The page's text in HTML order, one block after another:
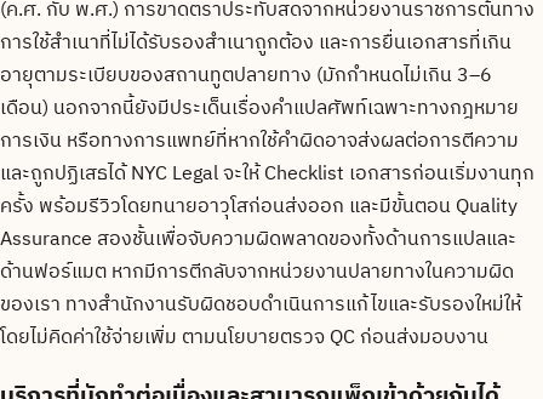
(ค.ศ. กับ พ.ศ.) การขาดตราประทับสดจากหน่วยงานราชการต้นทาง
การใช้สำเนาที่ไม่ได้รับรองสำเนาถูกต้อง และการยื่นเอกสารที่เกิน
อายุตามระเบียบของสถานทูตปลายทาง (มักกำหนดไม่เกิน 3–6
เดือน) นอกจากนี้ยังมีประเด็นเรื่องคำแปลศัพท์เฉพาะทางกฎหมาย
การเงิน หรือทางการแพทย์ที่หากใช้คำผิดอาจส่งผลต่อการตีความ
และถูกปฏิเสธได้ NYC Legal จะให้ Checklist เอกสารก่อนเริ่มงานทุก
ครั้ง พร้อมรีวิวโดยทนายอาวุโสก่อนส่งออก และมีขั้นตอน Quality
Assurance สองชั้นเพื่อจับความผิดพลาดของทั้งด้านการแปลและ
ด้านฟอร์แมต หากมีการตีกลับจากหน่วยงานปลายทางในความผิด
ของเรา ทางสำนักงานรับผิดชอบดำเนินการแก้ไขและรับรองใหม่ให้
โดยไม่คิดค่าใช้จ่ายเพิ่ม ตามนโยบายตรวจ QC ก่อนส่งมอบงาน